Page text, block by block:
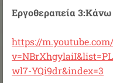
Εργοθεραπεία
https://
wl7-YQi9dr&index=3